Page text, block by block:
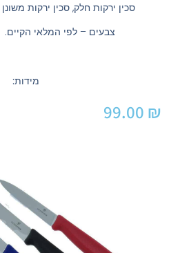
סכין ירקות חלק, סכין ירקות משונן
צבעים – לפי המלאי הקיים.
מידות:
99.00 ₪